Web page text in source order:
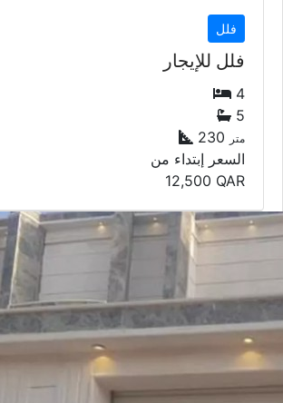
فلل
فلل للإيجار
4
5
230 متر
السعر إبتداء من
12,500 QAR